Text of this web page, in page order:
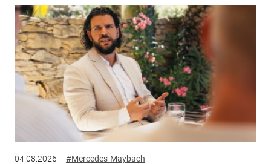
04.08.2026 #Mercedes-Maybach